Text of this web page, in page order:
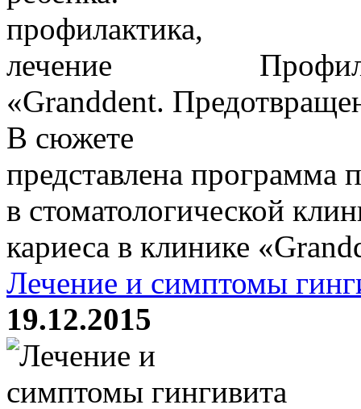
«Granddent.
В сюжете
представлена программа
в стоматологической
кариеса в клинике
Лечение и симптомы
19.12.2015